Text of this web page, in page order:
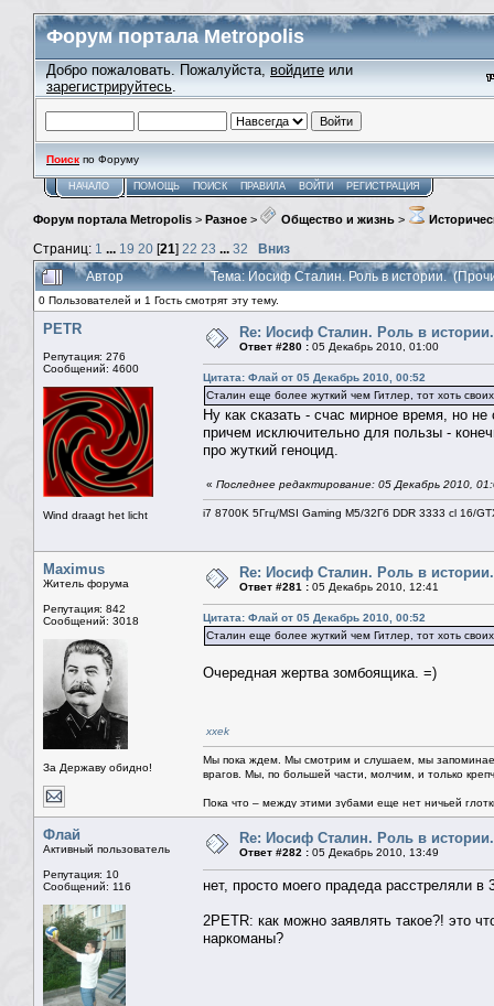
Форум портала Metropolis
Добро пожаловать. Пожалуйста, войдите или
зарегистрируйтесь.
Поиск по Форуму
НАЧАЛО ПОМОЩЬ ПОИСК ПРАВИЛА ВОЙТИ РЕГИСТРАЦИЯ
Форум портала Metropolis > Разное > Общество и жизнь >
Страниц: 1 ... 19 20 [21] 22 23 ... 32
Вниз
Автор
Тема: Иосиф Сталин. Роль в истории.
0 Пользователей и 1 Гость смотрят эту тему.
PETR
Репутация: 276
Сообщений: 4600
Wind draagt het licht
Re: Иосиф Сталин. Роль в истории.
Ответ #280 : 05 Декабрь 2010, 01:00
Цитата: Флай от 05 Декабрь 2010, 00:52
Cталин еще более жуткий чем Гитлер, тот хоть
Ну как сказать - счас мирное время, но
причем исключительно для пользы -
про жуткий геноцид.
« Последнее редактирование: 05 Декабрь 2010,
i7 8700K 5Ггц/MSI Gaming M5/32Гб DDR 3333 cl 16/
Maximus
Житель форума
Репутация: 842
Сообщений: 3018
За Державу обидно!
Re: Иосиф Сталин. Роль в истории.
Ответ #281 : 05 Декабрь 2010, 12:41
Цитата: Флай от 05 Декабрь 2010, 00:52
Cталин еще более жуткий чем Гитлер, тот хоть
Очередная жертва зомбоящика. =)
xxek
Мы пока ждем. Мы смотрим и слушаем, мы
врагов. Мы, по большей части, молчим, и только
Пока что – между этими зубами еще нет ничьей
Флай
Активный пользователь
Репутация: 10
Сообщений: 116
Re: Иосиф Сталин. Роль в истории.
Ответ #282 : 05 Декабрь 2010, 13:49
нет, просто моего прадеда расстреляли в
2PETR: как можно заявлять такое?! это
наркоманы?